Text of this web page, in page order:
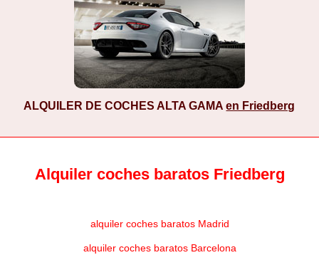
ALQUILER DE COCHES ALTA GAMAen Friedberg
Alquiler coches baratos Friedberg
alquiler coches baratos Madrid
alquiler coches baratos Barcelona